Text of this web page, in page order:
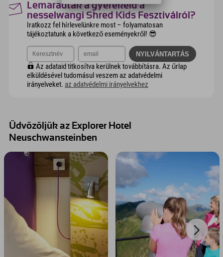
Lemaradtak a gyerekeid a
nesselwangi Shred Kids Fesztiválról?
Iratkozz fel hírlevelünkre most – folyamatosan
tájékoztatunk a következő eseményekről! 😎
Az adataid titkosítva kerülnek továbbításra. Az űrlap
elküldésével tudomásul veszem az adatvédelmi
irányelveket. az adatvédelmi irányelvekhez
Üdvözöljük az Explorer Hotel
Neuschwansteinben